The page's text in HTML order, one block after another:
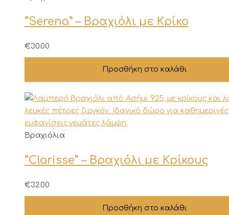
“Serena” – Βραχιόλι με Κρίκο
€30.00
Προσθήκη στο καλάθι
Βραχιόλια
“Clarisse” – Βραχιόλι με Κρίκους
€32.00
Προσθήκη στο καλάθι